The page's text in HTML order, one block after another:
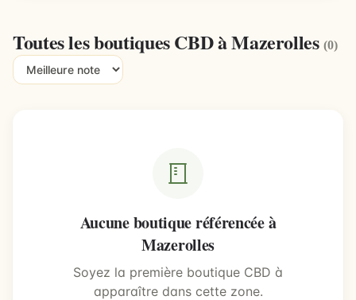
Toutes les boutiques CBD à Mazerolles(0)
Aucune boutique référencée à
Mazerolles
Soyez la première boutique CBD à
apparaître dans cette zone.